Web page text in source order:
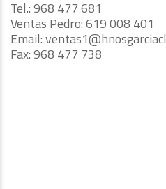
Tel.: 968 477 681
Ventas Pedro: 619 008 401
Email:
Fax: 968 477 738